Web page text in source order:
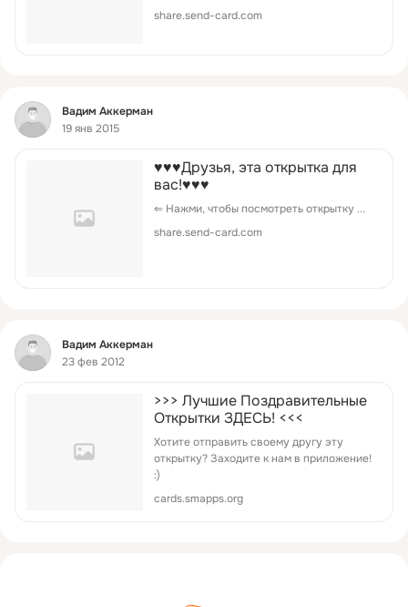
share.send-card.com
Фид
Вадим Аккерман
19 янв 2015
♥♥♥Друзья, эта открытка для
вас!♥♥♥
⇐ Нажми, чтобы посмотреть открытку ...
share.send-card.com
Фид
Вадим Аккерман
23 фев 2012
>>> Лучшие Поздравительные
Открытки ЗДЕСЬ! <<<
Хотите отправить своему другу эту
открытку? Заходите к нам в приложение!
:)
cards.smapps.org